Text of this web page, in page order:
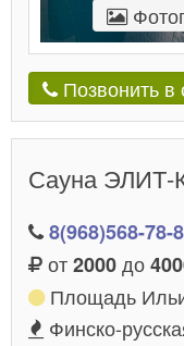
Позвонить в
Сауна ЭЛИТ-
8(968)568-78-
от2000до
Площадь
Финско-